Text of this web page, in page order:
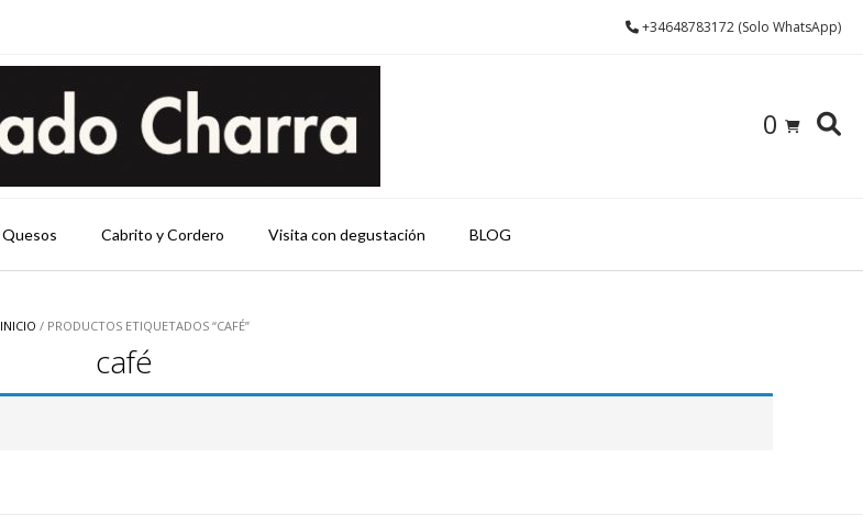
+34648783172 (Solo WhatsApp)
0
Quesos Cabrito y Cordero Visita con degustación BLOG
INICIO / PRODUCTOS ETIQUETADOS “CAFÉ”
café